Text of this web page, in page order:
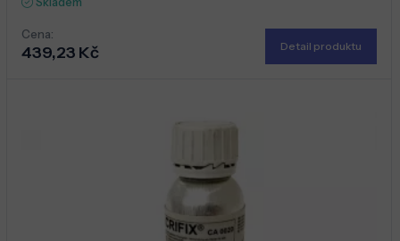
Cena:
439,23 Kč Detail produktu